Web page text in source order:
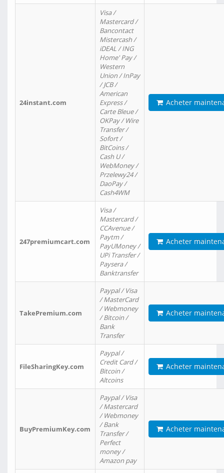
24instant.com
Visa /
Mastercard /
Bancontact
Mistercash /
iDEAL / ING
Home' Pay /
Western
Union / InPay
/ JCB /
American
Express /
Carte Bleue /
OKPay / Wire
Transfer /
Sofort /
BitCoins /
Cash U /
WebMoney /
Przelewy24 /
DaoPay /
Cash4WM
Acheter
247premiumcart.com
Visa /
Mastercard /
CCAvenue /
Paytm /
PayUMoney /
UPi Transfer /
Paysera /
Banktransfer
Acheter
TakePremium.com
Paypal / Visa
/ MasterCard
/ Webmoney
/ Bitcoin /
Bank
Transfer
Acheter
FileSharingKey.com
Paypal /
Credit Card /
Bitcoin /
Altcoins
Acheter
BuyPremiumKey.com
Paypal / Visa
/ Mastercard
/ Webmoney
/ Bank
Transfer /
Perfect
money /
Amazon pay
Acheter